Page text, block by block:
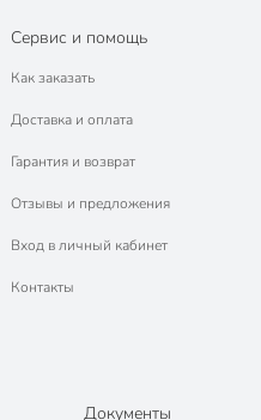
Сервис и помощь
Как заказать
Доставка и оплата
Гарантия и возврат
Отзывы и предложения
Вход в личный кабинет
Контакты
Документы